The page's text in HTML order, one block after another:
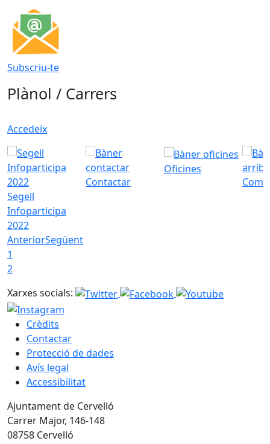
Subscriu-te
Plànol / Carrers
Accedeix
Segell
Infoparticipa
2022
Contactar
Oficines
Com
AnteriorSegüent
1
2
Xarxes socials:
Crèdits
Contactar
Protecció de dades
Avís legal
Accessibilitat
Ajuntament de Cervelló
Carrer Major, 146-148
08758 Cervelló